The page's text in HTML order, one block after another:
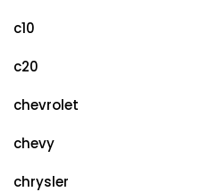
c10
c20
chevrolet
chevy
chrysler